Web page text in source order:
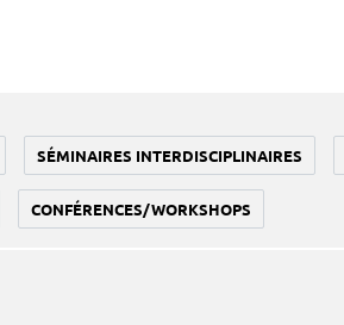
SÉMINAIRES INTERDISCIPLINAIRES
CONFÉRENCES/WORKSHOPS